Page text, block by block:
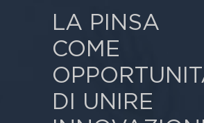
LA PINSA
COME
DI UNIRE